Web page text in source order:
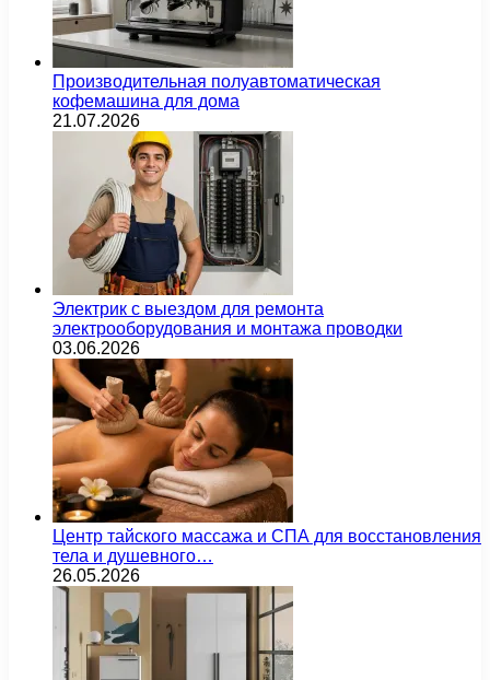
Производительная полуавтоматическая
кофемашина для дома
21.07.2026
Электрик с выездом для ремонта
электрооборудования и монтажа проводки
03.06.2026
Центр тайского массажа и СПА для восстановления
тела и душевного…
26.05.2026